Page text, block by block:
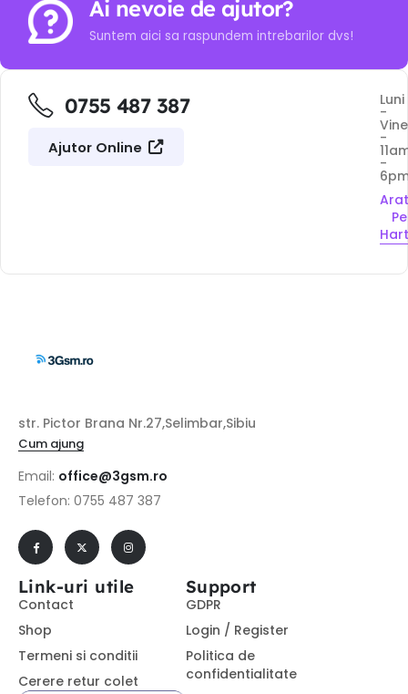
Ai nevoie de ajutor?
Suntem aici sa raspundem intrebarilor dvs!
0755 487 387
Ajutor Online
Luni
-
-
-
Pe
str. Pictor Brana Nr.27,Selimbar,Sibiu
Cum ajung
Email: office@3gsm.ro
Telefon: 0755 487 387
Link-uri utile
Contact
Shop
Termeni si conditii
Cerere retur colet
Support
GDPR
Login / Register
Politica de
confidentialitate